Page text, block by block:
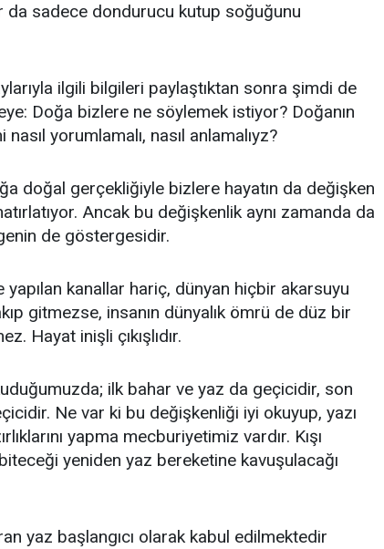
da sadece dondurucu kutup soğuğunu
ilgili bilgileri paylaştıktan sonra şimdi de
Doğa bizlere ne söylemek istiyor? Doğanın
yorumlamalı, nasıl anlamalıyz?
doğal gerçekliğiyle bizlere hayatın da değişken
Ancak bu değişkenlik aynı zamanda da
de göstergesidir.
yapılan kanallar hariç, dünyan hiçbir akarsuyu
gitmezse, insanın dünyalık ömrü de düz bir
Hayat inişli çıkışlıdır.
ilk bahar ve yaz da geçicidir, son
Ne var ki bu değişkenliği iyi okuyup, yazı
yapma mecburiyetimiz vardır. Kışı
yeniden yaz bereketine kavuşulacağı
yaz başlangıcı olarak kabul edilmektedir